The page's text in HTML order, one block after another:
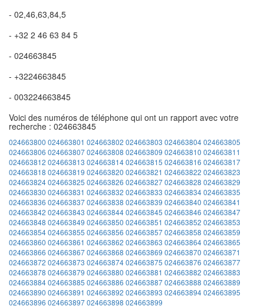
- 02,46,63,84,5
- +32 2 46 63 84 5
- 024663845
- +3224663845
- 003224663845
Voici des numéros de téléphone qui ont un rapport avec votre
recherche : 024663845
024663800 024663801 024663802 024663803 024663804024663805
024663806 024663807024663808 024663809 024663810 024663811
024663812 024663813 024663814024663815 024663816 024663817
024663818 024663819 024663820 024663821 024663822 024663823
024663824024663825 024663826 024663827024663828 024663829
024663830 024663831 024663832 024663833 024663834024663835
024663836 024663837024663838 024663839 024663840 024663841
024663842 024663843 024663844024663845 024663846 024663847
024663848 024663849 024663850 024663851 024663852 024663853
024663854024663855 024663856 024663857024663858 024663859
024663860 024663861 024663862 024663863 024663864024663865
024663866 024663867024663868 024663869 024663870 024663871
024663872 024663873 024663874024663875 024663876 024663877
024663878 024663879 024663880 024663881 024663882 024663883
024663884024663885 024663886 024663887024663888 024663889
024663890 024663891 024663892 024663893 024663894024663895
024663896 024663897024663898 024663899